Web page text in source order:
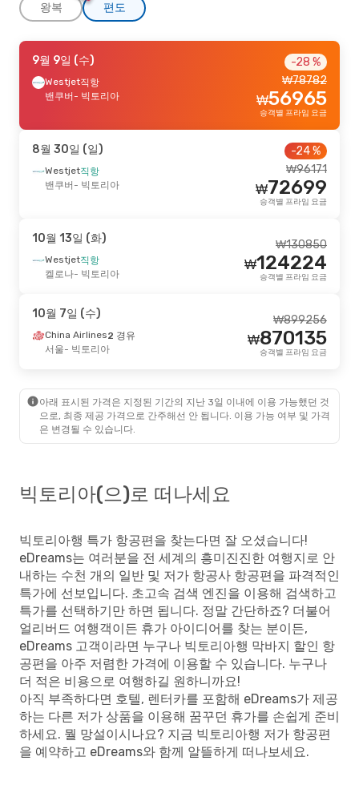
왕복 편도
9월 19일 (토)
Westjet직항
밴쿠버 - 빅토리아
168917
160445
Air Canada직항
184433
10월 12일 (월)
Westjet 1 경유
1451180
승객별 프라임 요금
Air Canada1 경유
서울- 빅토리아
Westjet3 경유
빅토리아 - 서울
1792998
₩
1708195
₩
9월 9일 (수)
Westjet직항
밴쿠버 - 빅토리아
-28 %
78782
₩
56965
₩
승객별 프라임 요금
8월 30일 (일)
Westjet직항
밴쿠버 - 빅토리아
-24 %
96171
₩
72699
₩
승객별 프라임 요금
10월 13일 (화)
Westjet직항
켈로나- 빅토리아
130850
₩
124224
₩
승객별 프라임 요금
10월 7일 (수)
China Airlines2 경유
서울- 빅토리아
899256
₩
870135
₩
승객별 프라임 요금
아래 표시된 가격은 지정된 기간의 지난 3일 이내에 이용 가능했던 것
으로, 최종 제공 가격으로 간주해선 안 됩니다. 이용 가능 여부 및 가격
은 변경될 수 있습니다.
빅토리아(으)로 떠나세요
빅토리아행 특가 항공편을 찾는다면 잘 오셨습니다!
eDreams는 여러분을 전 세계의 흥미진진한 여행지로 안
내하는 수천 개의 일반 및 저가 항공사 항공편을 파격적인
특가에 선보입니다. 초고속 검색 엔진을 이용해 검색하고
특가를 선택하기만 하면 됩니다. 정말 간단하죠? 더불어
얼리버드 여행객이든 휴가 아이디어를 찾는 분이든,
eDreams 고객이라면 누구나 빅토리아행 막바지 할인 항
공편을 아주 저렴한 가격에 이용할 수 있습니다. 누구나
더 적은 비용으로 여행하길 원하니까요!
아직 부족하다면 호텔, 렌터카를 포함해 eDreams가 제공
하는 다른 저가 상품을 이용해 꿈꾸던 휴가를 손쉽게 준비
하세요. 뭘 망설이시나요? 지금 빅토리아행 저가 항공편
을 예약하고 eDreams와 함께 알뜰하게 떠나보세요.